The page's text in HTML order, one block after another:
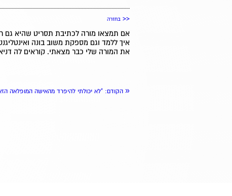
<< בחזרה
אם תמצאו מורה לכתיבת תסריט שהיא גם
איך ללמד וגם מספקת משוב בונה
את המורה שלי כבר מצאתי. קוראים לה
« הקודם: "לא יכולתי להיפרד מהאישה המופלאה